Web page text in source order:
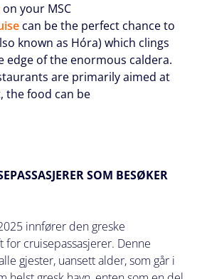
on your MSC
can be the perfect chance to
known as Hóra) which clings
edge of the enormous caldera.
are primarily aimed at
the food can be
SOM BESØKER
innfører den greske
for cruisepassasjerer. Denne
gjester, uansett alder, som går i